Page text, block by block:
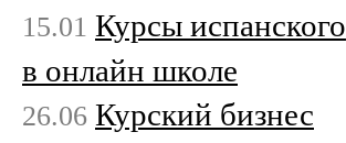
15.01 Курсы испанского
в онлайн школе
26.06 Курский бизнес